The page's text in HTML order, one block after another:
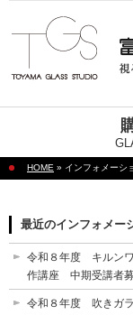
HOME » インフォメーシ
最近のインフォメー
令和８年度 キルンワ
作講座 中期受講者
令和８年度 吹きガ